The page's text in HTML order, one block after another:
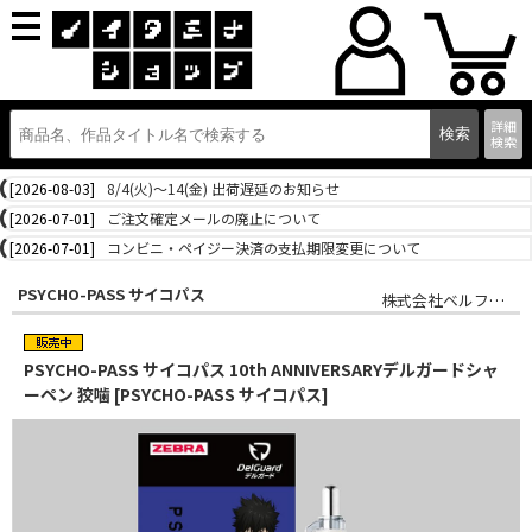
詳細
検索
[2026-08-03]
8/4(火)～14(金) 出荷遅延のお知らせ
[2026-07-01]
ご注文確定メールの廃止について
[2026-07-01]
コンビニ・ペイジー決済の支払期限変更について
PSYCHO-PASS サイコパス 株式会社ベルファイン
PSYCHO-PASS サイコパス 10th ANNIVERSARYデルガードシャ
ーペン 狡噛 [PSYCHO-PASS サイコパス]